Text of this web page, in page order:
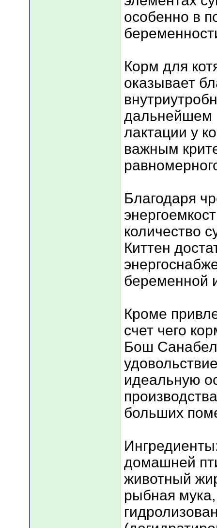
особенно в
Корм для
оказывает
дальнейшем
лактации у
важным
Благодаря
количество
Киттен
беременной
Кроме
счет чего
Бош
идеальную
больших
домашней
животный
рыбная